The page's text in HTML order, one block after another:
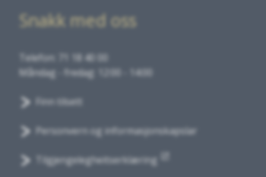
Snakk med oss
Telefon: 71 18 40 00
Måndag - fredag: 12:00 - 14:00
Finn tilsett
Personvern og informasjonskapslar
Tilgjengelegheitserklæring